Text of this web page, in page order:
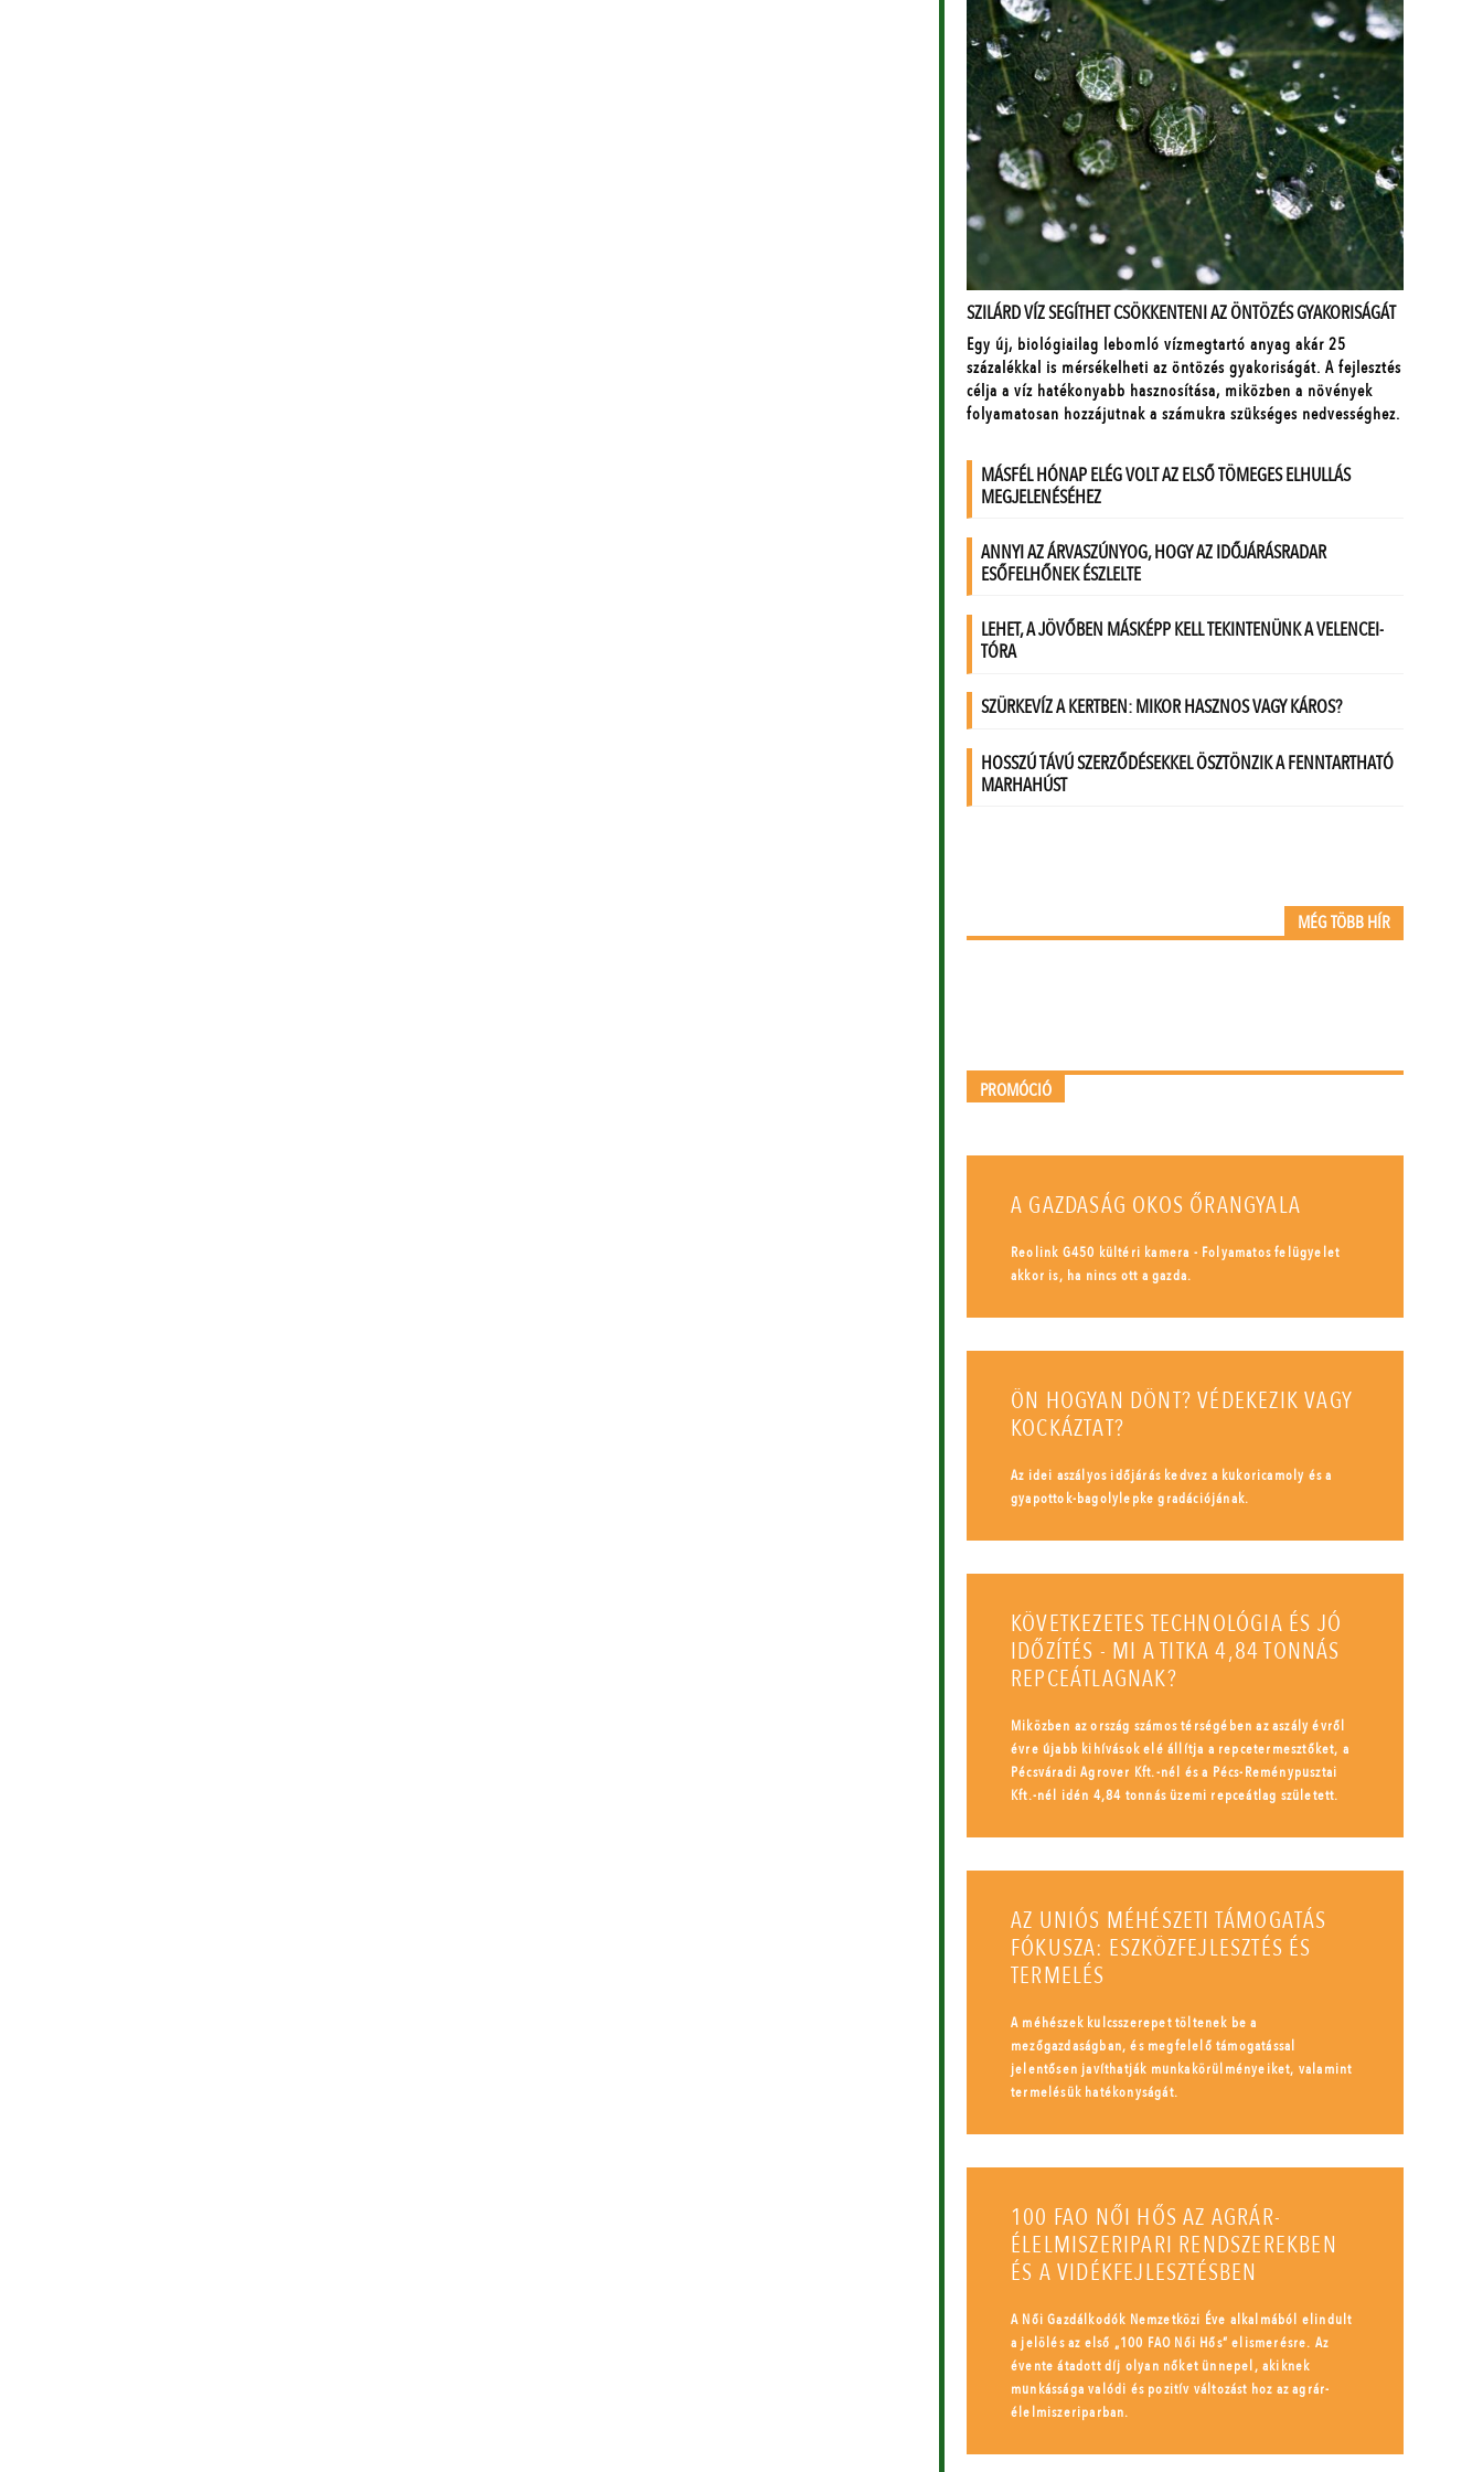
MÉG TÖBB HÍR
PROMÓCIÓ
A GAZDASÁG OKOS ŐRANGYALA
Reolink G450 kültéri kamera - Folyamatos felügyelet
akkor is, ha nincs ott a gazda.
ÖN HOGYAN DÖNT? VÉDEKEZIK VAGY
KOCKÁZTAT?
Az idei aszályos időjárás kedvez a kukoricamoly és a
gyapottok-bagolylepke gradációjának.
KÖVETKEZETES TECHNOLÓGIA ÉS JÓ
IDŐZÍTÉS - MI A TITKA 4,84 TONNÁS
REPCEÁTLAGNAK?
Miközben az ország számos térségében az aszály évről
évre újabb kihívások elé állítja a repcetermesztőket, a
Pécsváradi Agrover Kft.-nél és a Pécs-Reménypusztai
Kft.-nél idén 4,84 tonnás üzemi repceátlag született.
AZ UNIÓS MÉHÉSZETI TÁMOGATÁS
FÓKUSZA: ESZKÖZFEJLESZTÉS ÉS
TERMELÉS
A méhészek kulcsszerepet töltenek be a
mezőgazdaságban, és megfelelő támogatással
jelentősen javíthatják munkakörülményeiket, valamint
termelésük hatékonyságát.
100 FAO NŐI HŐS AZ AGRÁR-
ÉLELMISZERIPARI RENDSZEREKBEN
ÉS A VIDÉKFEJLESZTÉSBEN
A Női Gazdálkodók Nemzetközi Éve alkalmából elindult
a jelölés az első „100 FAO Női Hős” elismerésre. Az
évente átadott díj olyan nőket ünnepel, akiknek
munkássága valódi és pozitív változást hoz az agrár-
élelmiszeriparban.